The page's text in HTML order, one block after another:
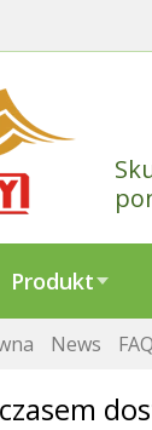
Produkt
News